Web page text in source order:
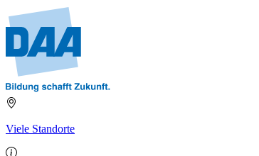
Viele Standorte